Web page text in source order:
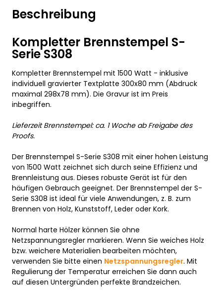
Beschreibung
Kompletter Brennstempel S-
Serie S308
Kompletter Brennstempel mit 1500 Watt - inklusive
individuell gravierter Textplatte 300x80 mm (Abdruck
maximal 298x78 mm). Die Gravur ist im Preis
inbegriffen.
Lieferzeit Brennstempel: ca. 1 Woche ab Freigabe des
Proofs.
Der Brennstempel S-Serie S308 mit einer hohen Leistung
von 1500 Watt zeichnet sich durch seine Effizienz und
Brennleistung aus. Dieses robuste Gerät ist für den
häufigen Gebrauch geeignet. Der Brennstempel der S-
Serie S308 ist ideal für viele Anwendungen, z. B. zum
Brennen von Holz, Kunststoff, Leder oder Kork.
Normal harte Hölzer können Sie ohne
Netzspannungsregler markieren. Wenn Sie weiches Holz
bzw. weichere Materialien bearbeiten möchten,
verwenden Sie bitte einen Netzspannungsregler. Mit
Regulierung der Temperatur erreichen Sie dann auch
auf diesen Untergründen perfekte Brandzeichen.